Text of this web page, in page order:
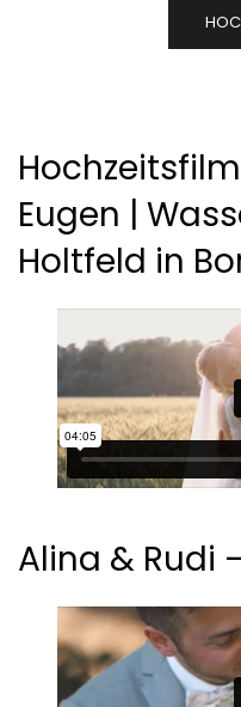
Eugen |
Holtfeld in
Alina & Rudi